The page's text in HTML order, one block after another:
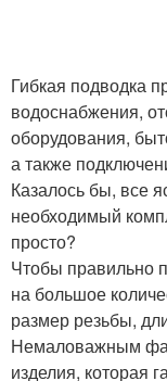
Гибкая подводка
водоснабжения,
оборудования,
а также
Казалось бы, все
необходимый
просто?
Чтобы правильно
на большое
размер резьбы,
Немаловажным
изделия, которая